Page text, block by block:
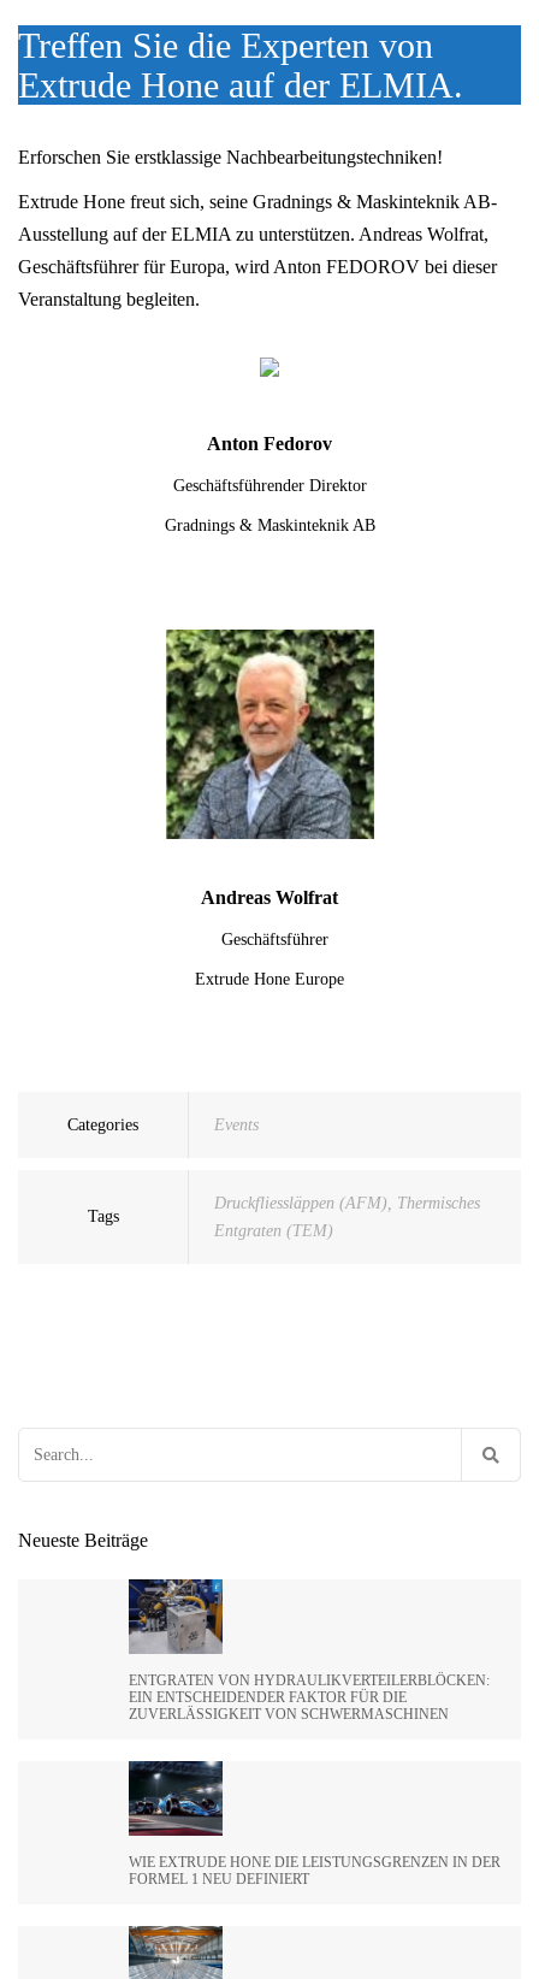
Treffen Sie die Experten von
Extrude Hone auf der ELMIA.
Erforschen Sie erstklassige Nachbearbeitungstechniken!
Extrude Hone freut sich, seine Gradnings & Maskinteknik AB-
Ausstellung auf der ELMIA zu unterstützen. Andreas Wolfrat,
Geschäftsführer für Europa, wird Anton FEDOROV bei dieser
Veranstaltung begleiten.
Anton Fedorov
Geschäftsführender Direktor
Gradnings & Maskinteknik AB
Andreas Wolfrat
Geschäftsführer
Extrude Hone Europe
Categories Events
Tags
Druckfliessläppen (AFM), Thermisches
Entgraten (TEM)
Neueste Beiträge
ENTGRATEN VON HYDRAULIKVERTEILERBLÖCKEN:
EIN ENTSCHEIDENDER FAKTOR FÜR DIE
ZUVERLÄSSIGKEIT VON SCHWERMASCHINEN
WIE EXTRUDE HONE DIE LEISTUNGSGRENZEN IN DER
FORMEL 1 NEU DEFINIERT